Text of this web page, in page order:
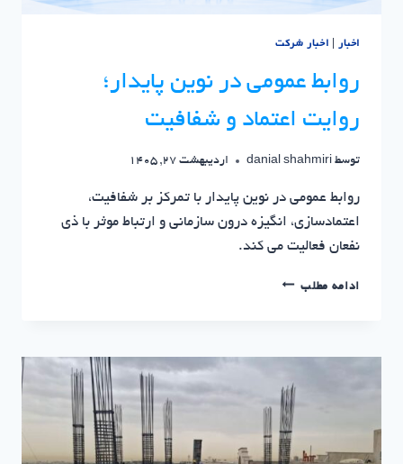
اخبار| اخبار شرکت
روابط عمومی در نوین پایدار؛
روایت اعتماد و شفافیت
توسط danial shahmiri اردیبهشت 27, 1405
روابط عمومی در نوین پایدار با تمرکز بر شفافیت،
اعتمادسازی، انگیزه درون سازمانی و ارتباط موثر با ذی
نفعان فعالیت می کند.
ادامه مطلبروابط
پایدار؛
اعتماد
شفافیت